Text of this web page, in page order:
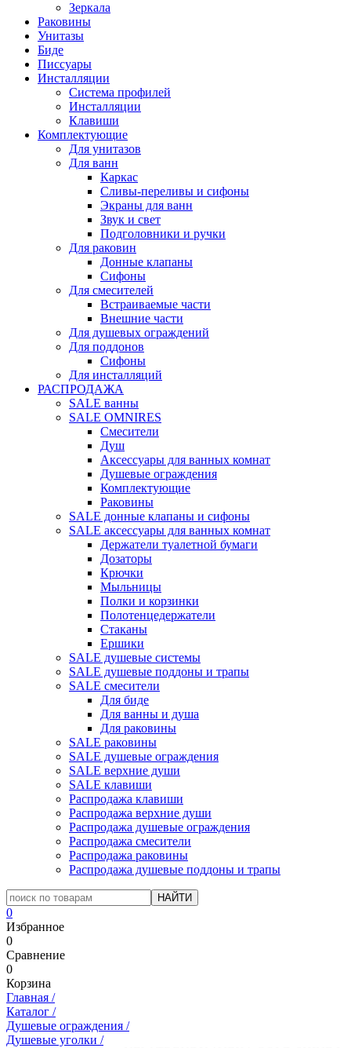
Зеркала
Раковины
Унитазы
Биде
Писсуары
Инсталляции
Система профилей
Инсталляции
Клавиши
Комплектующие
Для унитазов
Для ванн
Каркас
Сливы-переливы и сифоны
Экраны для ванн
Звук и свет
Подголовники и ручки
Для раковин
Донные клапаны
Сифоны
Для смесителей
Встраиваемые части
Внешние части
Для душевых ограждений
Для поддонов
Сифоны
Для инсталляций
РАСПРОДАЖА
SALE ванны
SALE OMNIRES
Смесители
Душ
Аксессуары для ванных комнат
Душевые ограждения
Комплектующие
Раковины
SALE донные клапаны и сифоны
SALE аксессуары для ванных комнат
Держатели туалетной бумаги
Дозаторы
Крючки
Мыльницы
Полки и корзинки
Полотенцедержатели
Стаканы
Ершики
SALE душевые системы
SALE душевые поддоны и трапы
SALE смесители
Для биде
Для ванны и душа
Для раковины
SALE раковины
SALE душевые ограждения
SALE верхние души
SALE клавиши
Распродажа клавиши
Распродажа верхние души
Распродажа душевые ограждения
Распродажа смесители
Распродажа раковины
Распродажа душевые поддоны и трапы
0
Избранное
0
Сравнение
0
Корзина
Главная /
Каталог /
Душевые ограждения /
Душевые уголки /